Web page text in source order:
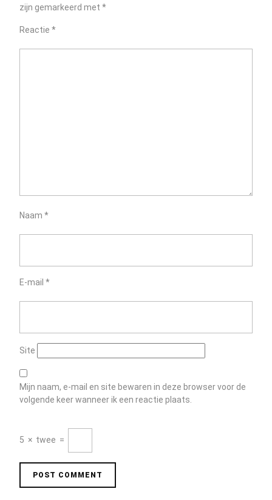
zijn gemarkeerd met *
Reactie *
Naam *
E-mail *
Site
Mijn naam, e-mail en site bewaren in deze browser voor de
volgende keer wanneer ik een reactie plaats.
5 × twee =